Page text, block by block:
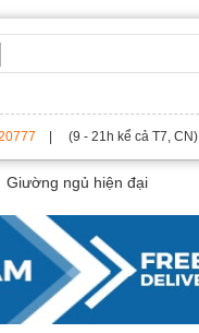
| (9 - 21h kể cả T7, CN)
Giường ngủ hiện đại